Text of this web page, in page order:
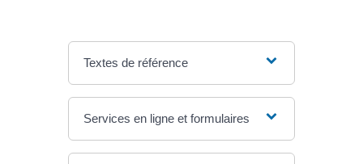
Textes de référence
Services en ligne et formulaires